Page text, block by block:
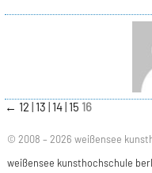
← 12 13 14 15 16
© 2008 – 2026 weißensee
weißensee kunsthochschule